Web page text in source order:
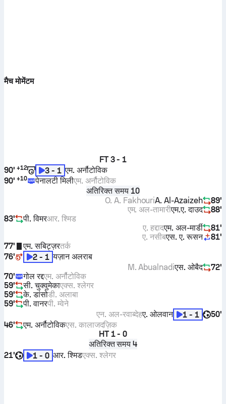
मैच मोमेंटम
FT 3 - 1
90' +12 3 - 1 एम. अर्नौटोविक
90' +10 पेनालटी मिलीएम. अर्नौटोविक
अतिरिक्त समय 10
89'
A. Al-Azaizeh
O. A. Fakhouri
88'
एम.ए. दाउद
एम. अल-तामारी
83'
पी. विमरआर. श्मिड
81'
एम. अल-मार्डी
ए. हद्दाद
81'
एस. ए. रूसन
ए. नसीब
77'
एम. सबिट्ज़रतर्क
76'
2 - 1 यज़ान अलराब
72'
एस. ओबैद
M. Abualnadi
70'
गोल रद्दएम. अर्नौटोविक
59'
सी. चुक्वुमेकाएक्स. श्लेगर
59'
के. डांसोडी. अलाबा
59'
पी. वानरपी. म्वेने
50'
1 - 1
ए. ओलवान
एन. अल-रवाब्देह
46'
एम. अर्नौटोविकएस. कालाजदज़िक
HT 1 - 0
अतिरिक्त समय 4
21'
1 - 0 आर. श्मिडएक्स. श्लेगर